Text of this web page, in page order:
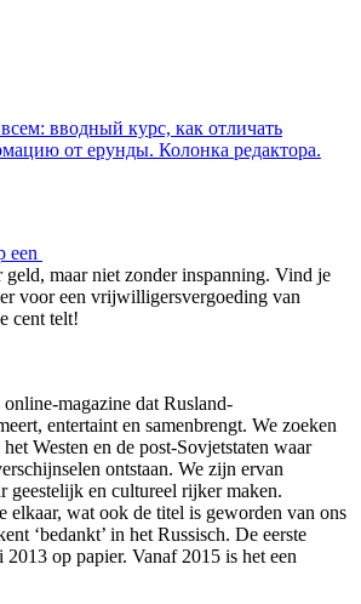
вводный курс, как отличать
от ерунды. Колонка редактора.
een
geld, maar niet zonder inspanning. Vind je
voor een vrijwilligersvergoeding van
cent telt!
magazine dat Rusland-
entertaint en samenbrengt. We zoeken
Westen en de post-Sovjetstaten waar
ontstaan. We zijn ervan
geestelijk en cultureel rijker maken.
elkaar, wat ook de titel is geworden van ons
‘bedankt’ in het Russisch. De eerste
op papier. Vanaf 2015 is het een